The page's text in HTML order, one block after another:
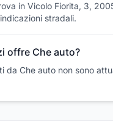
in Vicolo Fiorita, 3,
stradali.
offre Che auto?
da Che auto non sono